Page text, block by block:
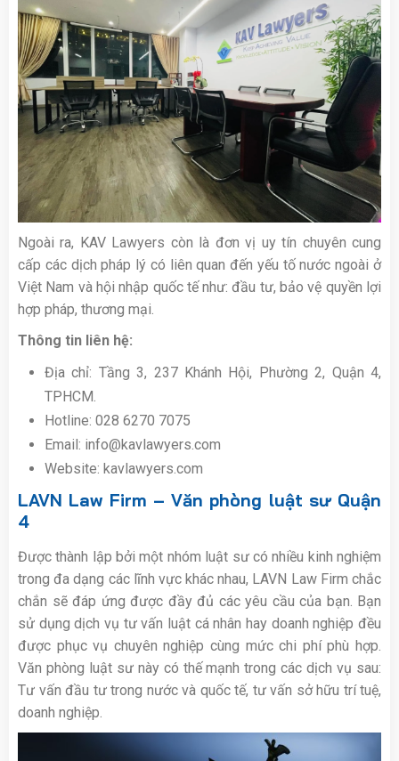
Ngoài ra, KAV Lawyers còn là đơn vị uy tín chuyên cung
cấp các dịch pháp lý có liên quan đến yếu tố nước ngoài ở
Việt Nam và hội nhập quốc tế như: đầu tư, bảo vệ quyền lợi
hợp pháp, thương mại.
Thông tin liên hệ:
Địa chỉ: Tầng 3, 237 Khánh Hội, Phường 2, Quận 4,
TPHCM.
Hotline: 028 6270 7075
Email: info@kavlawyers.com
Website: kavlawyers.com
LAVN Law Firm – Văn phòng luật sư Quận
4
Được thành lập bởi một nhóm luật sư có nhiều kinh nghiệm
trong đa dạng các lĩnh vực khác nhau, LAVN Law Firm chắc
chắn sẽ đáp ứng được đầy đủ các yêu cầu của bạn. Bạn
sử dụng dịch vụ tư vấn luật cá nhân hay doanh nghiệp đều
được phục vụ chuyên nghiệp cùng mức chi phí phù hợp.
Văn phòng luật sư này có thế mạnh trong các dịch vụ sau:
Tư vấn đầu tư trong nước và quốc tế, tư vấn sở hữu trí tuệ,
doanh nghiệp.